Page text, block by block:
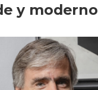
y moderno